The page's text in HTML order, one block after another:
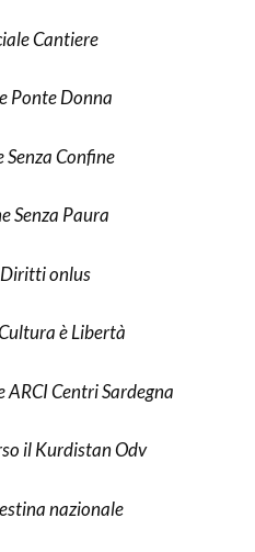
Cantiere
Ponte Donna
Senza Confine
Senza Paura
onlus
è Libertà
Centri Sardegna
il Kurdistan Odv
nazionale